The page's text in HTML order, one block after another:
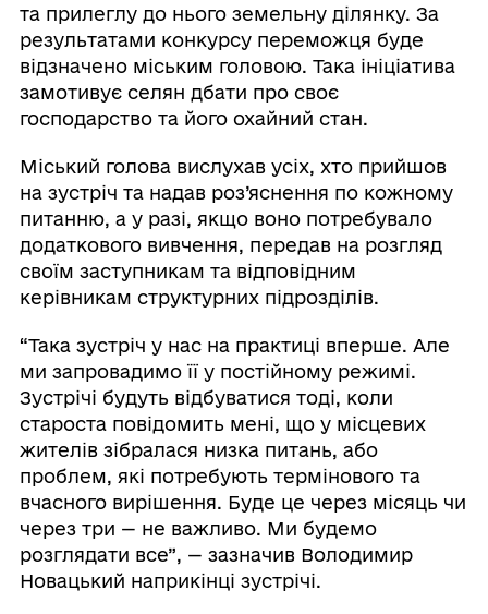
та прилеглу до нього земельну ділянку. За
результатами конкурсу переможця буде
відзначено міським головою. Така ініціатива
замотивує селян дбати про своє
господарство та його охайний стан.
Міський голова вислухав усіх, хто прийшов
на зустріч та надав роз’яснення по кожному
питанню, а у разі, якщо воно потребувало
додаткового вивчення, передав на розгляд
своїм заступникам та відповідним
керівникам структурних підрозділів.
“Така зустріч у нас на практиці вперше. Але
ми запровадимо її у постійному режимі.
Зустрічі будуть відбуватися тоді, коли
староста повідомить мені, що у місцевих
жителів зібралася низка питань, або
проблем, які потребують термінового та
вчасного вирішення. Буде це через місяць чи
через три — не важливо. Ми будемо
розглядати все”, — зазначив Володимир
Новацький наприкінці зустрічі.